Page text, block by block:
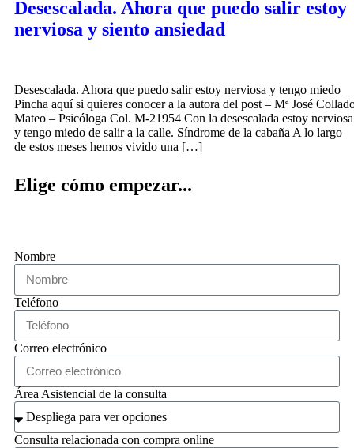
Desescalada. Ahora que puedo salir estoy
nerviosa y siento ansiedad
Desescalada. Ahora que puedo salir estoy nerviosa y tengo miedo
Pincha aquí si quieres conocer a la autora del post – Mª José
Mateo – Psicóloga Col. M-21954 Con la desescalada estoy nerviosa
y tengo miedo de salir a la calle. Síndrome de la cabaña A lo largo
de estos meses hemos vivido una […]
Elige cómo empezar...
Nombre
Teléfono
Correo electrónico
Área Asistencial de la consulta
Consulta relacionada con compra online